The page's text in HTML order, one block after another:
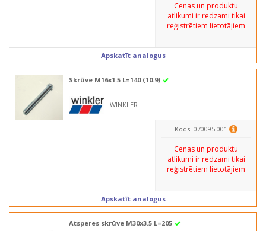
Cenas un produktu
atlikumi ir redzami tikai
reģistrētiem lietotājiem
Apskatīt analogus
Skrūve M16x1.5 L=140 (10.9)
WINKLER
Kods: 070095.001
Cenas un produktu
atlikumi ir redzami tikai
reģistrētiem lietotājiem
Apskatīt analogus
Atsperes skrūve M30x3.5 L=205